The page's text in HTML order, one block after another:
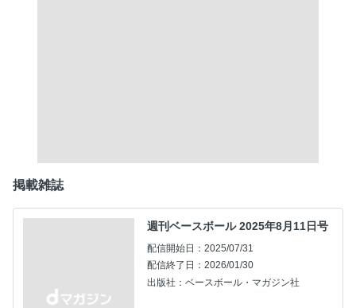
掲載雑誌
週刊ベースボール 2025年8月11日号
配信開始日：2025/07/31
配信終了日：2026/01/30
出版社：ベースボール・マガジン社